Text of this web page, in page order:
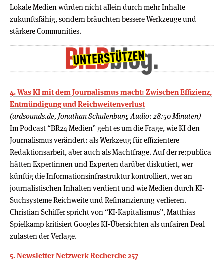
Lokale Medien würden nicht allein durch mehr Inhalte
zukunftsfähig, sondern bräuchten bessere Werkzeuge und
stärkere Communities.
4. Was KI mit dem Journalismus macht: Zwischen Effizienz,
Entmündigung und Reichweitenverlust
(ardsounds.de, Jonathan Schulenburg, Audio: 28:50 Minuten)
Im Podcast “BR24 Medien” geht es um die Frage, wie KI den
Journalismus verändert: als Werkzeug für effizientere
Redaktionsarbeit, aber auch als Machtfrage. Auf der re:publica
hätten Expertinnen und Experten darüber diskutiert, wer
künftig die Informationsinfrastruktur kontrolliert, wer an
journalistischen Inhalten verdient und wie Medien durch KI-
Suchsysteme Reichweite und Refinanzierung verlieren.
Christian Schiffer spricht von “KI-Kapitalismus”, Matthias
Spielkamp kritisiert Googles KI-Übersichten als unfairen Deal
zulasten der Verlage.
5. Newsletter Netzwerk Recherche 257